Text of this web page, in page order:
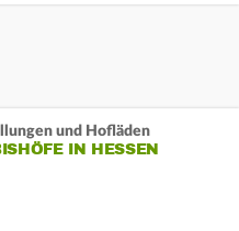
und Hofläden
IN HESSEN